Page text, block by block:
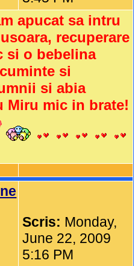
apucat sa intru
recuperare
si o bebelina
si
si abia
Miru mic in brate!
Scris: Monday,
June 22, 2009
5:16 PM